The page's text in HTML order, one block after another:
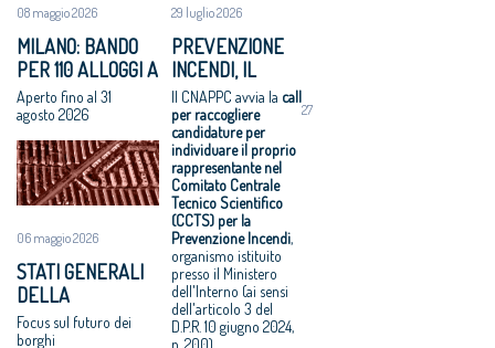
futuro della
professione
standard (SAP)
d’azione
standard (SAP)
LIFE 2021-2027
–Bando per
Progetti
strategici di
tutela della
natura (SNAP)
e Progetti
strategici
integrati (SIP)
08 maggio 2026
MILANO: BANDO
PER 110 ALLOGGI A
NIGUARDA E
GIAMBELLINO
Aperto fino al 31
agosto 2026
06 maggio 2026
STATI GENERALI
DELLA
BELLEZZA: A
OFFIDA L’11 E IL 12
Focus sul futuro dei
borghi
29 luglio 2026
PREVENZIONE
INCENDI, IL
CNAPPC CERCA
UN ESPERTO PER
IL COMITATO
CENTRALE
TECNICO
SCIENTIFICO
Il CNAPPC avvia la call
per raccogliere
candidature per
individuare il proprio
rappresentante nel
Comitato Centrale
Tecnico Scientifico
(CCTS) per la
Prevenzione Incendi,
organismo istituito
presso il Ministero
dell'Interno (ai sensi
dell'articolo 3 del
D.P.R. 10 giugno 2024,
27